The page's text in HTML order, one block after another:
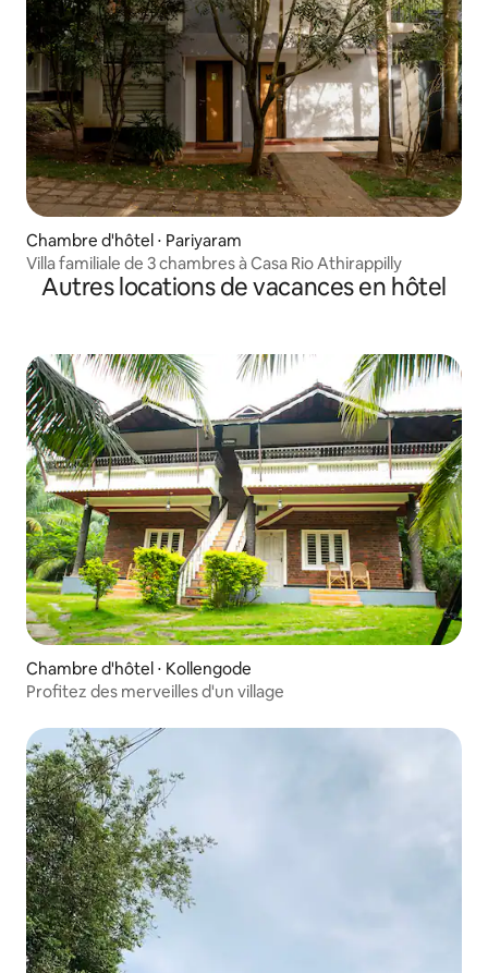
Chambre d'hôtel ⋅ Pariyaram
Villa familiale de 3 chambres à Casa Rio Athirappilly
Autres locations de vacances en hôtel
Chambre d'hôtel ⋅ Kollengode
Profitez des merveilles d'un village